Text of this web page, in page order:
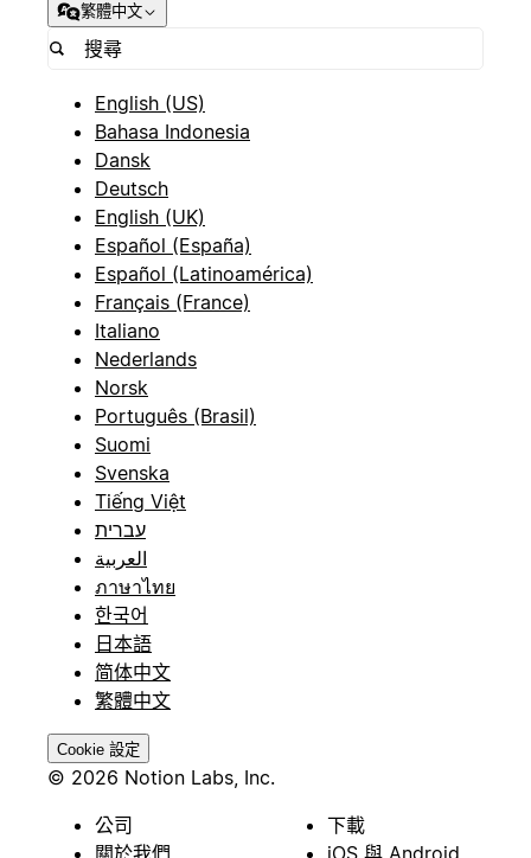
繁體中文
English (US)
Bahasa Indonesia
Dansk
Deutsch
English (UK)
Español (España)
Español (Latinoamérica)
Français (France)
Italiano
Nederlands
Norsk
Português (Brasil)
Suomi
Svenska
Tiếng Việt
עברית
العربية
ภาษาไทย
한국어
日本語
简体中文
繁體中文
Cookie 設定
© 2026 Notion Labs, Inc.
公司
下載